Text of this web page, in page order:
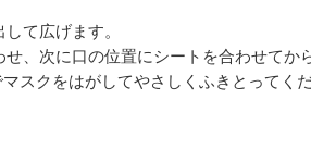
て広げます。
、次に口の位置にシートを合わせてか
スクをはがしてやさしくふきとってく